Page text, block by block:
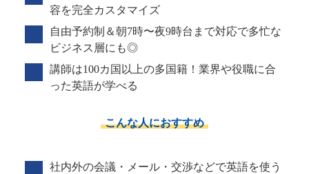
容を完全カスタマイズ
自由予約制＆朝7時〜夜9時台まで対応で多忙な
ビジネス層にも◎
講師は100カ国以上の多国籍！業界や役職に合
った英語が学べる
こんな人におすすめ
社内外の会議・メール・交渉などで英語を使う